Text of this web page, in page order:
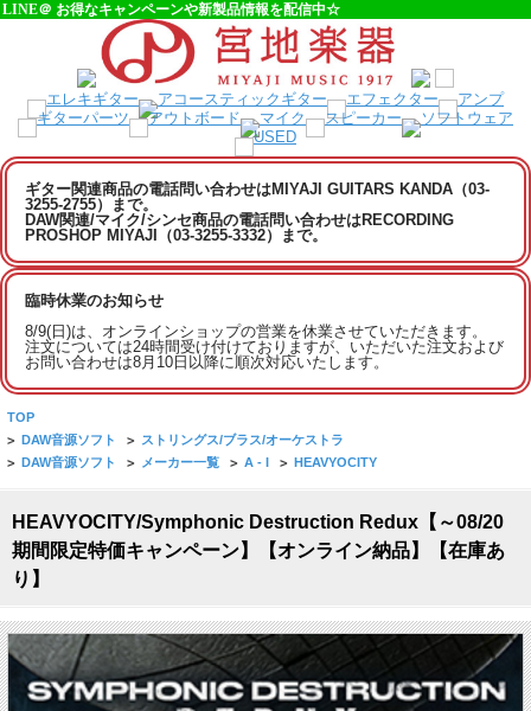
LINE＠ お得なキャンペーンや新製品情報を配信中☆
ギター関連商品の電話問い合わせはMIYAJI GUITARS KANDA（03-
3255-2755）まで。
DAW関連/マイク/シンセ商品の電話問い合わせはRECORDING
PROSHOP MIYAJI（03-3255-3332）まで。
臨時休業のお知らせ
8/9(日)は、オンラインショップの営業を休業させていただきます。
注文については24時間受け付けておりますが、いただいた注文および
お問い合わせは8月10日以降に順次対応いたします。
TOP
> DAW音源ソフト > ストリングス/ブラス/オーケストラ
> DAW音源ソフト > メーカー一覧 > A - I > HEAVYOCITY
HEAVYOCITY/Symphonic Destruction Redux【～08/20
期間限定特価キャンペーン】【オンライン納品】【在庫あ
り】